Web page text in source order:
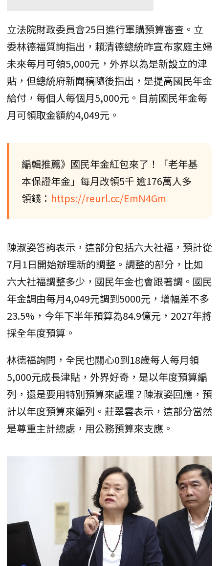
立法院財政委員會25日進行軍購預算審查。立
委林德福質詢指出，賴清德總統昨宣布家庭主婦
未來每月可領5,000元，外界以為是新設立的津
貼，但總統府新聞稿隨後指出，是提高國民年金
給付，每個人每個月5,000元。目前國民年金每
月可領取金額約4,049元。
編輯推薦》國民年金紅包來了！「老年基
本保證年金」每月改領5千 逾176萬人多
領錢： https://reurl.cc/EmN4Gm
陳淑姿答詢表示，這部分包括六大社福，預計從
7月1日開始辦理新的調整。調整的部分，比如
六大社福調整多少，國民年金也會跟著調。國民
年金調由每月4,049元調到5000元，增幅差不多
23.5%，今年下半年預算為84.9億元，2027年將
採全年度預算。
林德福詢問，全民也關心0到18歲每人每月領
5,000元成長津貼，外界好奇，是以年度預算編
列，還是要用特別預算來處理？陳淑姿回應，預
計以年度預算來編列。莊翠雲表示，這部分當然
是尊重主計總處，用公務預算來支應。